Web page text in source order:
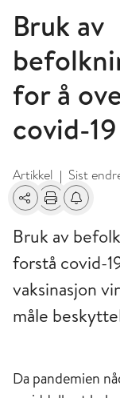
Bruk av
for å
covid-
Artikkel | Sist
Del Skriv utFå varsel
Bruk av
forstå covid-
vaksinasjon
måle
Da pandemien